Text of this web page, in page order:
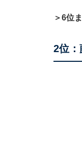
＞6位
2位：